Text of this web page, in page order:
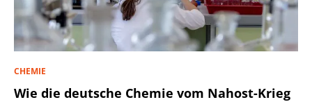
CHEMIE
Wie die deutsche Chemie vom Nahost-Krieg